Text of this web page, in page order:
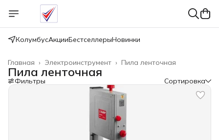
КолумбусАкцииБестселлерыНовинки
Пила ленточная
Электроинструмент ›
Главная ›
Пила ленточная
Фильтры Сортировка